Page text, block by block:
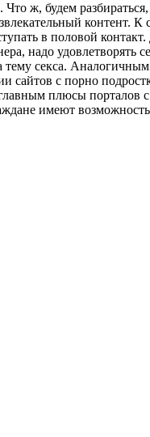
ж, будем разбираться,
контент.
в половой
надо удовлетворять
секса. Аналогичным
сайтов с порно
плюсы порталов
имеют